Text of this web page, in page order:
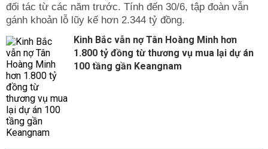
đối tác từ các năm trước. Tính đến 30/6, tập đoàn vẫn
gánh khoản lỗ lũy kế hơn 2.344 tỷ đồng.
Kinh Bắc vẫn nợ Tân Hoàng Minh hơn
1.800 tỷ đồng từ thương vụ mua lại dự án
100 tầng gần Keangnam